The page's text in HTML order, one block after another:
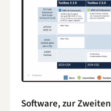
Software, zur Zweiten